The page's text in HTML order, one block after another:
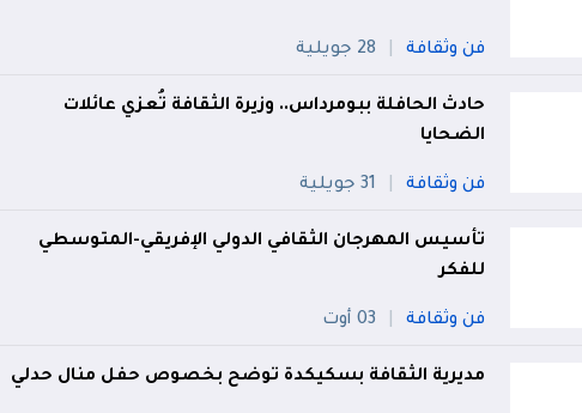
فن وثقافة 28 جويلية
حادث الحافلة ببومرداس.. وزيرة الثقافة تُعزي عائلات
الضحايا
فن وثقافة 31 جويلية
تأسيس المهرجان الثقافي الدولي الإفريقي-المتوسطي
للفكر
فن وثقافة 03 أوت
مديرية الثقافة بسكيكدة توضح بخصوص حفل منال حدلي